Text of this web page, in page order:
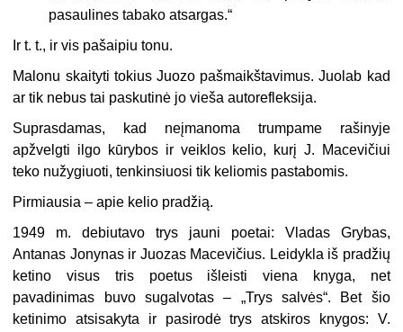
pasaulines tabako atsargas.“
Ir t. t., ir vis pašaipiu tonu.
Malonu skaityti tokius Juozo pašmaikštavimus. Juolab kad
ar tik nebus tai paskutinė jo vieša autorefleksija.
Suprasdamas, kad neįmanoma trumpame rašinyje
apžvelgti ilgo kūrybos ir veik­los kelio, kurį J. Macevičiui
teko nužygiuoti, tenkinsiuosi tik keliomis pastabomis.
Pirmiausia – apie kelio pradžią.
1949 m. debiutavo trys jauni poetai: Vladas Grybas,
Antanas Jonynas ir Juo­zas Macevičius. Leidykla iš pradžių
ketino visus tris poetus išleisti viena knyga, net
pavadinimas buvo sugalvotas – „Trys salvės“. Bet šio
ketinimo atsisakyta ir pasirodė trys atskiros knygos: V.